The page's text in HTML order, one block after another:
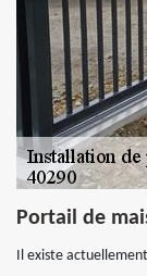
Portail de
Il existe